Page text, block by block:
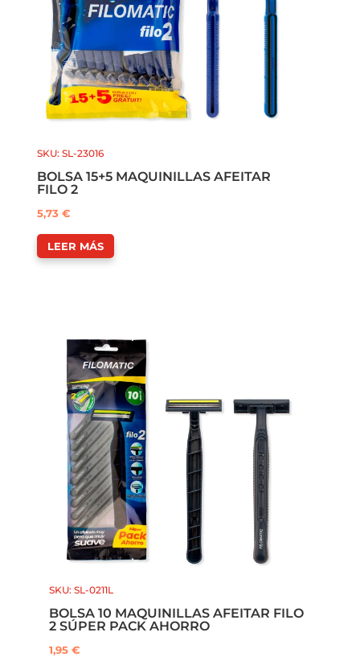
SKU: SL-23016
BOLSA 15+5 MAQUINILLAS AFEITAR
FILO 2
5,73€
LEER MÁS
SKU: SL-0211L
BOLSA 10 MAQUINILLAS AFEITAR FILO
2 SÚPER PACK AHORRO
1,95 €